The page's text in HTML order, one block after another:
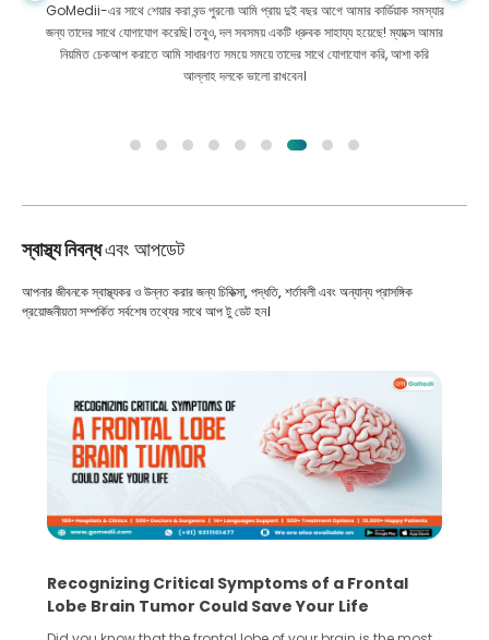
GoMedii-এর সাথে শেয়ার করা বন্ড পুরনো৷ আমি প্রায় দুই বছর আগে আমার কার্ডিয়াক সমস্যার
জন্য তাদের সাথে যোগাযোগ করেছি। তবুও, দল সবসময় একটি ধ্রুবক সাহায্য হয়েছে! ম্যাক্সে আমার
নিয়মিত চেকআপ করাতে আমি সাধারণত সময়ে সময়ে তাদের সাথে যোগাযোগ করি, আশা করি
আল্লাহ দলকে ভালো রাখবেন।
স্বাস্থ্য নিবন্ধএবং আপডেট
আপনার জীবনকে স্বাস্থ্যকর ও উন্নত করার জন্য চিকিত্সা, পদ্ধতি, শর্তাবলী এবং অন্যান্য প্রাসঙ্গিক
প্রয়োজনীয়তা সম্পর্কিত সর্বশেষ তথ্যের সাথে আপ টু ডেট হন।
What You Need to Know Before Taking the
Step Towards IVF Without Husband’s Consent